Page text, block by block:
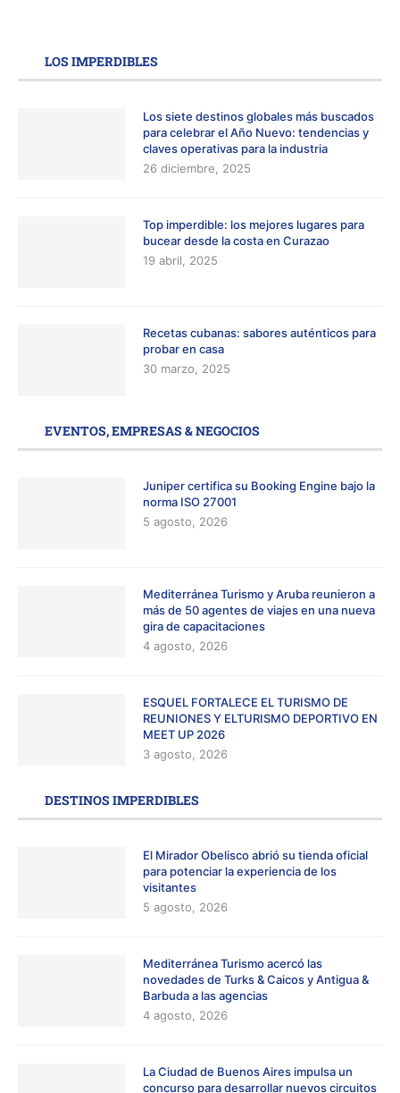
LOS IMPERDIBLES
Los siete destinos globales más buscados
para celebrar el Año Nuevo: tendencias y
claves operativas para la industria
26 diciembre, 2025
Top imperdible: los mejores lugares para
bucear desde la costa en Curazao
19 abril, 2025
Recetas cubanas: sabores auténticos para
probar en casa
30 marzo, 2025
EVENTOS, EMPRESAS & NEGOCIOS
Juniper certifica su Booking Engine bajo la
norma ISO 27001
5 agosto, 2026
Mediterránea Turismo y Aruba reunieron a
más de 50 agentes de viajes en una nueva
gira de capacitaciones
4 agosto, 2026
ESQUEL FORTALECE EL TURISMO DE
REUNIONES Y ELTURISMO DEPORTIVO EN
MEET UP 2026
3 agosto, 2026
DESTINOS IMPERDIBLES
El Mirador Obelisco abrió su tienda oficial
para potenciar la experiencia de los
visitantes
5 agosto, 2026
Mediterránea Turismo acercó las
novedades de Turks & Caicos y Antigua &
Barbuda a las agencias
4 agosto, 2026
La Ciudad de Buenos Aires impulsa un
concurso para desarrollar nuevos circuitos